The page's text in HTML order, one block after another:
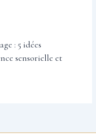
: 5 idées
sensorielle et